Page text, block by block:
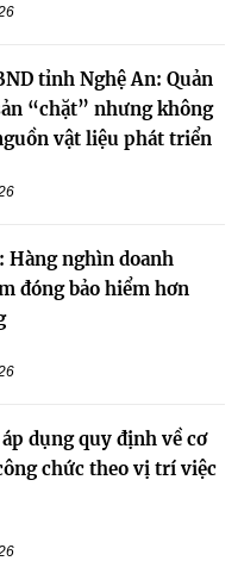
tỉnh Nghệ An: Quản
“chặt” nhưng không
vật liệu phát triển
Hàng nghìn doanh
đóng bảo hiểm hơn
dụng quy định về cơ
chức theo vị trí việc